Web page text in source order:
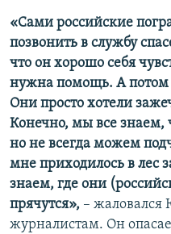
«Сами российские
позвонить в службу
что он хорошо себя
нужна помощь. А потом
Они просто хотели
Конечно, мы все знаем,
но не всегда можем
мне приходилось в лес
знаем, где они
прячутся», –
журналистам. Он